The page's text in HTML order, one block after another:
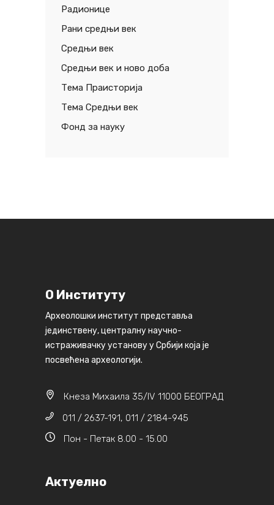
Радионице
Рани средњи век
Средњи век
Средњи век и ново доба
Тема Праисторија
Тема Средњи век
Фонд за науку
О Институту
Археолошки институт представља
јединствену, централну научно-
истраживачку установу у Србији која је
посвећена археологији.
Кнеза Михаила 35/IV 11000 БЕОГРАД
011 / 2637-191, 011 / 2184-945
Пон - Петак 8.00 - 15.00
Актуелно